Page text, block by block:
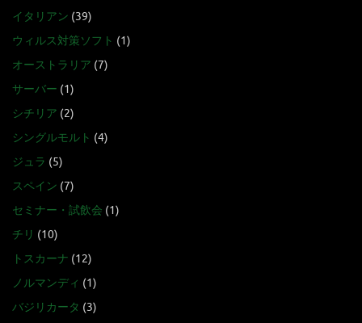
イタリアン (39)
ウィルス対策ソフト (1)
オーストラリア (7)
サーバー (1)
シチリア (2)
シングルモルト (4)
ジュラ (5)
スペイン (7)
セミナー・試飲会 (1)
チリ (10)
トスカーナ (12)
ノルマンディ (1)
バジリカータ (3)